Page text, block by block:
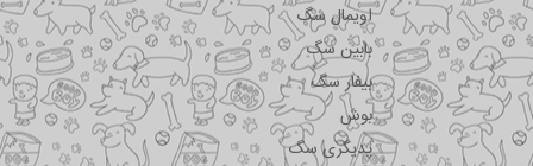
اویمال سگ
بابین سگ
بیفار سگ
بوش
پدیگری سگ